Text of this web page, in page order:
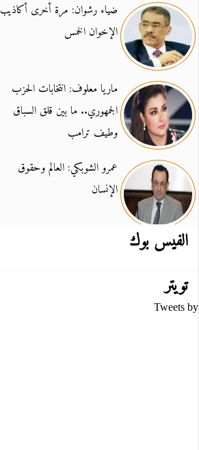
ضياء رشوان: مرة أخرى أكاذيب
الإخوان الخمس
ماريا معلوف: انتخابات الحزب
الجمهوري.. ما بين قلق السباق
وطيف ترامب
عمرو الشوبكي: العالم وحقوق
الإنسان
الفيس بوك
تويتر
Tweets by